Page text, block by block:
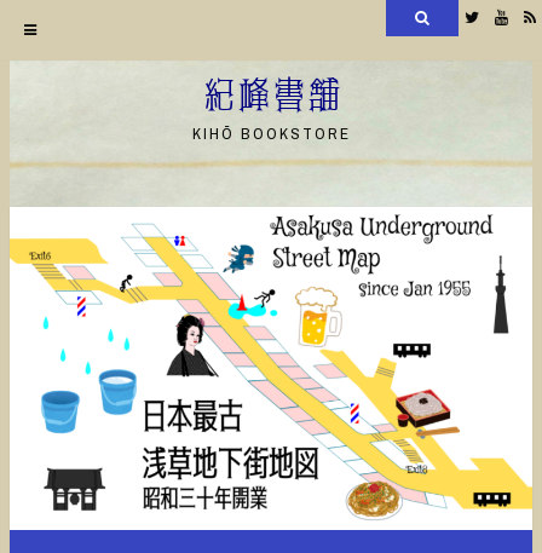
ン
ツ
へ
Twitter
紀峰書舗
KIHŌ BOOKSTORE